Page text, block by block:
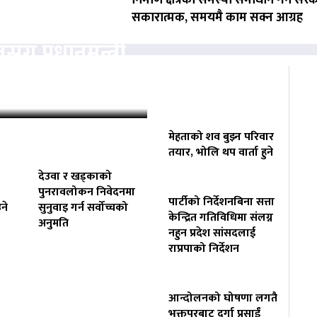
सकारात्मक, समयमै काम सक्न आग्रह
देउवा र खड्काको
पुनरावलोकन निवेदनमा
सुनुवाइ गर्न सर्वोच्चको
अनुमति
मेहताको शव बुझ्न परिवार
तयार, भोलि थप वार्ता हुने
पार्टीको निर्देशनबिना सत्ता
केन्द्रित गतिविधिमा संलग्न
नहुन प्रदेश सांसदलाई
राप्रपाको निर्देशन
आन्दोलनको घोषणा लगतै